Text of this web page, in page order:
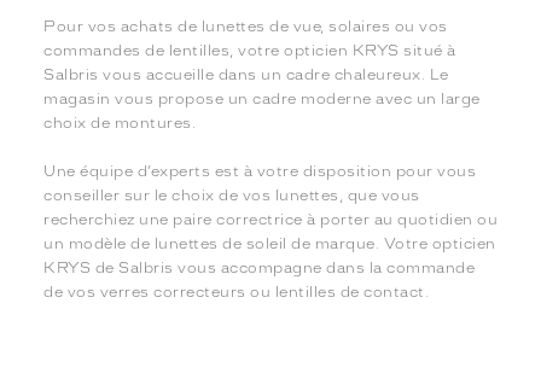
Pour vos achats de lunettes de vue, solaires ou vos
commandes de lentilles, votre opticien KRYS situé à
Salbris vous accueille dans un cadre chaleureux. Le
magasin vous propose un cadre moderne avec un large
choix de montures.
Une équipe d’experts est à votre disposition pour vous
conseiller sur le choix de vos lunettes, que vous
recherchiez une paire correctrice à porter au quotidien ou
un modèle de lunettes de soleil de marque. Votre opticien
KRYS de Salbris vous accompagne dans la commande
de vos verres correcteurs ou lentilles de contact.